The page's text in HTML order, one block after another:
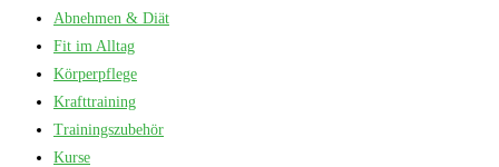
Abnehmen & Diät
Fit im Alltag
Körperpflege
Krafttraining
Trainingszubehör
Kurse